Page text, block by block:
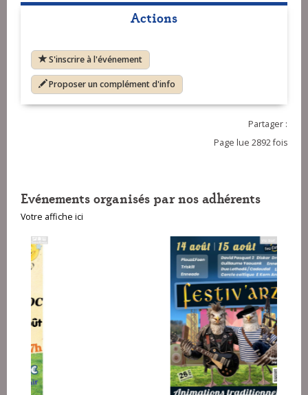
Actions
S'inscrire à l'événement
Proposer un complément d'info
Partager :
Page lue 2892 fois
Evénements organisés par nos adhérents
Votre affiche ici